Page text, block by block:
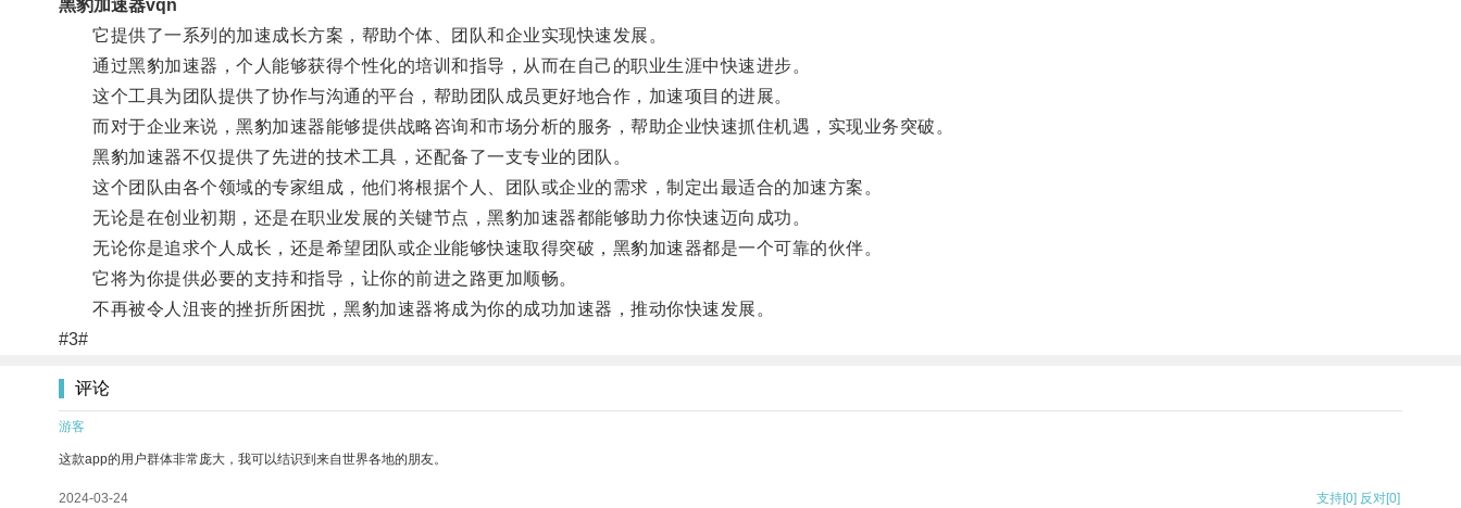
黑豹加速器vqn
它提供了一系列的加速成长方案，帮助个体、团队和企业实现快速发展。
通过黑豹加速器，个人能够获得个性化的培训和指导，从而在自己的职业生涯中快速进步。
这个工具为团队提供了协作与沟通的平台，帮助团队成员更好地合作，加速项目的进展。
而对于企业来说，黑豹加速器能够提供战略咨询和市场分析的服务，帮助企业快速抓住机遇，实现业务突破。
黑豹加速器不仅提供了先进的技术工具，还配备了一支专业的团队。
这个团队由各个领域的专家组成，他们将根据个人、团队或企业的需求，制定出最适合的加速方案。
无论是在创业初期，还是在职业发展的关键节点，黑豹加速器都能够助力你快速迈向成功。
无论你是追求个人成长，还是希望团队或企业能够快速取得突破，黑豹加速器都是一个可靠的伙伴。
它将为你提供必要的支持和指导，让你的前进之路更加顺畅。
不再被令人沮丧的挫折所困扰，黑豹加速器将成为你的成功加速器，推动你快速发展。
#3#
评论
游客
这款app的用户群体非常庞大，我可以结识到来自世界各地的朋友。
2024-03-24 支持[0] 反对[0]